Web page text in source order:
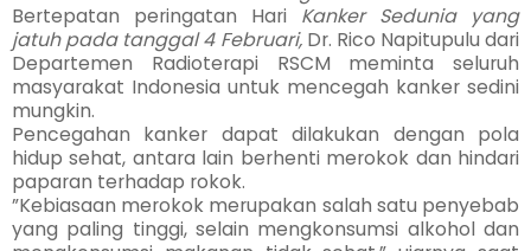
Bertepatan peringatan Hari Kanker Sedunia yang
jatuh pada tanggal 4 Februari,Dr. Rico Na­pitupulu dari
Departemen Radio­terapi RSCM meminta seluruh
masyarakat Indonesia untuk men­cegah kanker sedini
mungkin.
Pencegahan kanker dapat di­lakukan dengan pola
hidup sehat, antara lain berhenti me­rokok dan hindari
paparan terhadap rokok.
”Kebiasaan merokok meru­pa­kan salah satu penyebab
yang pa­ling tinggi, selain mengkonsumsi al­kohol dan